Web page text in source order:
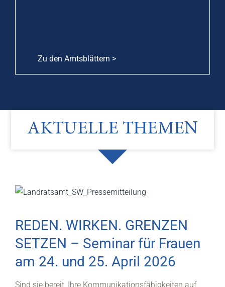
Zu den Amtsblättern >
AKTUELLE THEMEN
REDEN. WIRKEN. GRENZEN
SETZEN – Seminar für Frauen
am 24. und 25. April 2026
Sind sie bereit, Ihre Kommunikationsfähigkeiten auf